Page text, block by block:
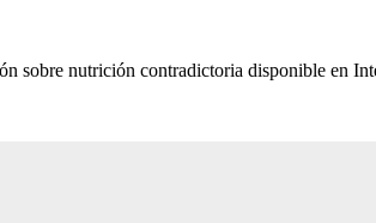
sobre nutrición contradictoria disponible en